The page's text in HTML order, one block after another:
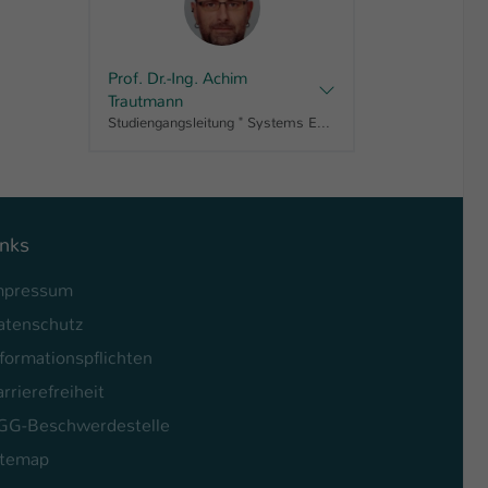
Prof. Dr.-Ing. Achim
Trautmann
Studiengangsleitung " Systems Engineering for Micro-Electro-Mechanical-Systems or Biomedical Micro Engineering, Master"
Beschwerdestelle